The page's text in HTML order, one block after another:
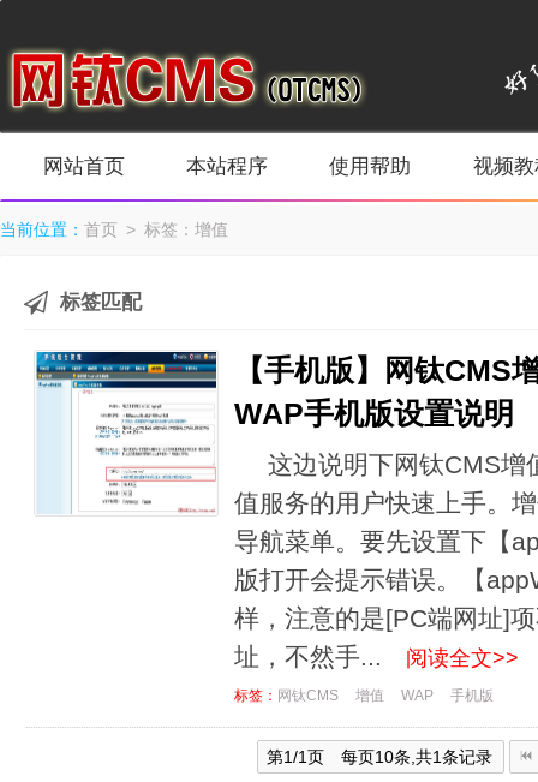
网站首页 本站程序 使用帮助 视频
当前位置： 首页 > 标签：增值
标签匹配
【手机版】网钛CMS
WAP手机版设置说明
这边说明下网钛CMS增
值服务的用户快速上手。
导航菜单。要先设置下【
版打开会提示错误。【
样，注意的是[PC端网址]
址，不然手...
阅读全文>>
标签： 网钛CMS 增值 WAP 手机版
第1/1页 每页10条,共1条记录